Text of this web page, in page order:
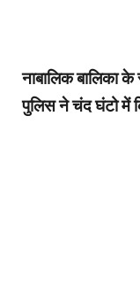
नाबालिक बालिका
पुलिस ने चंद घंटो में